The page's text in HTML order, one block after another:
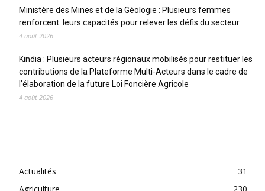
Ministère des Mines et de la Géologie : Plusieurs femmes
renforcent leurs capacités pour relever les défis du secteur
4 août 2026
Kindia : Plusieurs acteurs régionaux mobilisés pour restituer les
contributions de la Plateforme Multi-Acteurs dans le cadre de
l’élaboration de la future Loi Foncière Agricole
4 août 2026
Actualités
31
Agriculture
230